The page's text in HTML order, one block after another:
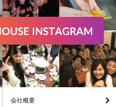
会社概要